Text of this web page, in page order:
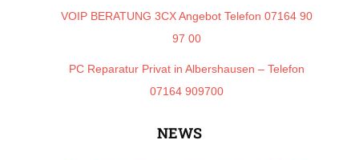
VOIP BERATUNG 3CX Angebot Telefon 07164 90
97 00
PC Reparatur Privat in Albershausen – Telefon
07164 909700
NEWS